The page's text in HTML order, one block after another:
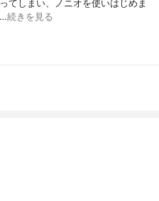
てしまい、ノニオを使いはじめま
続きを見る